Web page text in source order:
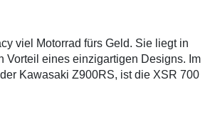
viel Motorrad fürs Geld. Sie liegt in
Vorteil eines einzigartigen Designs. Im
Kawasaki Z900RS, ist die XSR 700